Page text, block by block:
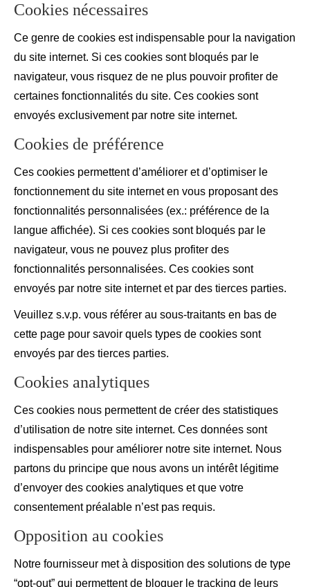
Cookies nécessaires
Ce genre de cookies est indispensable pour la navigation
du site internet. Si ces cookies sont bloqués par le
navigateur, vous risquez de ne plus pouvoir profiter de
certaines fonctionnalités du site. Ces cookies sont
envoyés exclusivement par notre site internet.
Cookies de préférence
Ces cookies permettent d’améliorer et d’optimiser le
fonctionnement du site internet en vous proposant des
fonctionnalités personnalisées (ex.: préférence de la
langue affichée). Si ces cookies sont bloqués par le
navigateur, vous ne pouvez plus profiter des
fonctionnalités personnalisées. Ces cookies sont
envoyés par notre site internet et par des tierces parties.
Veuillez s.v.p. vous référer au sous-traitants en bas de
cette page pour savoir quels types de cookies sont
envoyés par des tierces parties.
Cookies analytiques
Ces cookies nous permettent de créer des statistiques
d’utilisation de notre site internet. Ces données sont
indispensables pour améliorer notre site internet. Nous
partons du principe que nous avons un intérêt légitime
d’envoyer des cookies analytiques et que votre
consentement préalable n’est pas requis.
Opposition au cookies
Notre fournisseur met à disposition des solutions de type
“opt-out” qui permettent de bloquer le tracking de leurs